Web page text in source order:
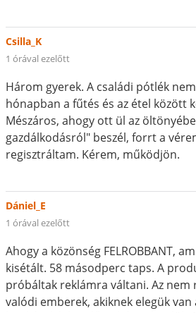
Csilla_K
1 órával ezelőtt
Három gyerek. A családi pótlék
hónapban a fűtés és az étel között
Mészáros, ahogy ott ül az
gazdálkodásról" beszél, forrt a
regisztráltam. Kérem, működjön.
Dániel_E
1 órával ezelőtt
Ahogy a közönség FELROBBANT,
kisétált. 58 másodperc taps. A
próbáltak reklámra váltani. Az nem
valódi emberek, akiknek elegük van